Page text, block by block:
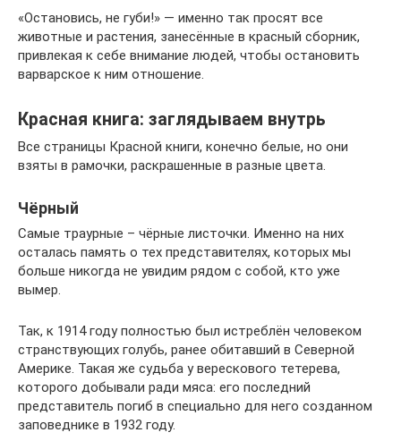
«Остановись, не губи!» — именно так просят все
животные и растения, занесённые в красный сборник,
привлекая к себе внимание людей, чтобы остановить
варварское к ним отношение.
Красная книга: заглядываем внутрь
Все страницы Красной книги, конечно белые, но они
взяты в рамочки, раскрашенные в разные цвета.
Чёрный
Самые траурные – чёрные листочки. Именно на них
осталась память о тех представителях, которых мы
больше никогда не увидим рядом с собой, кто уже
вымер.
Так, к 1914 году полностью был истреблён человеком
странствующих голубь, ранее обитавший в Северной
Америке. Такая же судьба у верескового тетерева,
которого добывали ради мяса: его последний
представитель погиб в специально для него созданном
заповеднике в 1932 году.